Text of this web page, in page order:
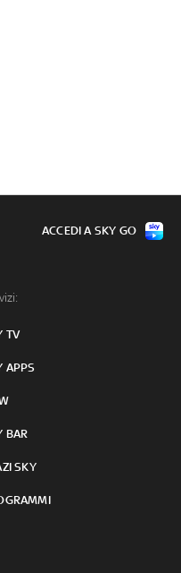
TV
APPS
BAR
SKY
ACCEDI A SKY GO